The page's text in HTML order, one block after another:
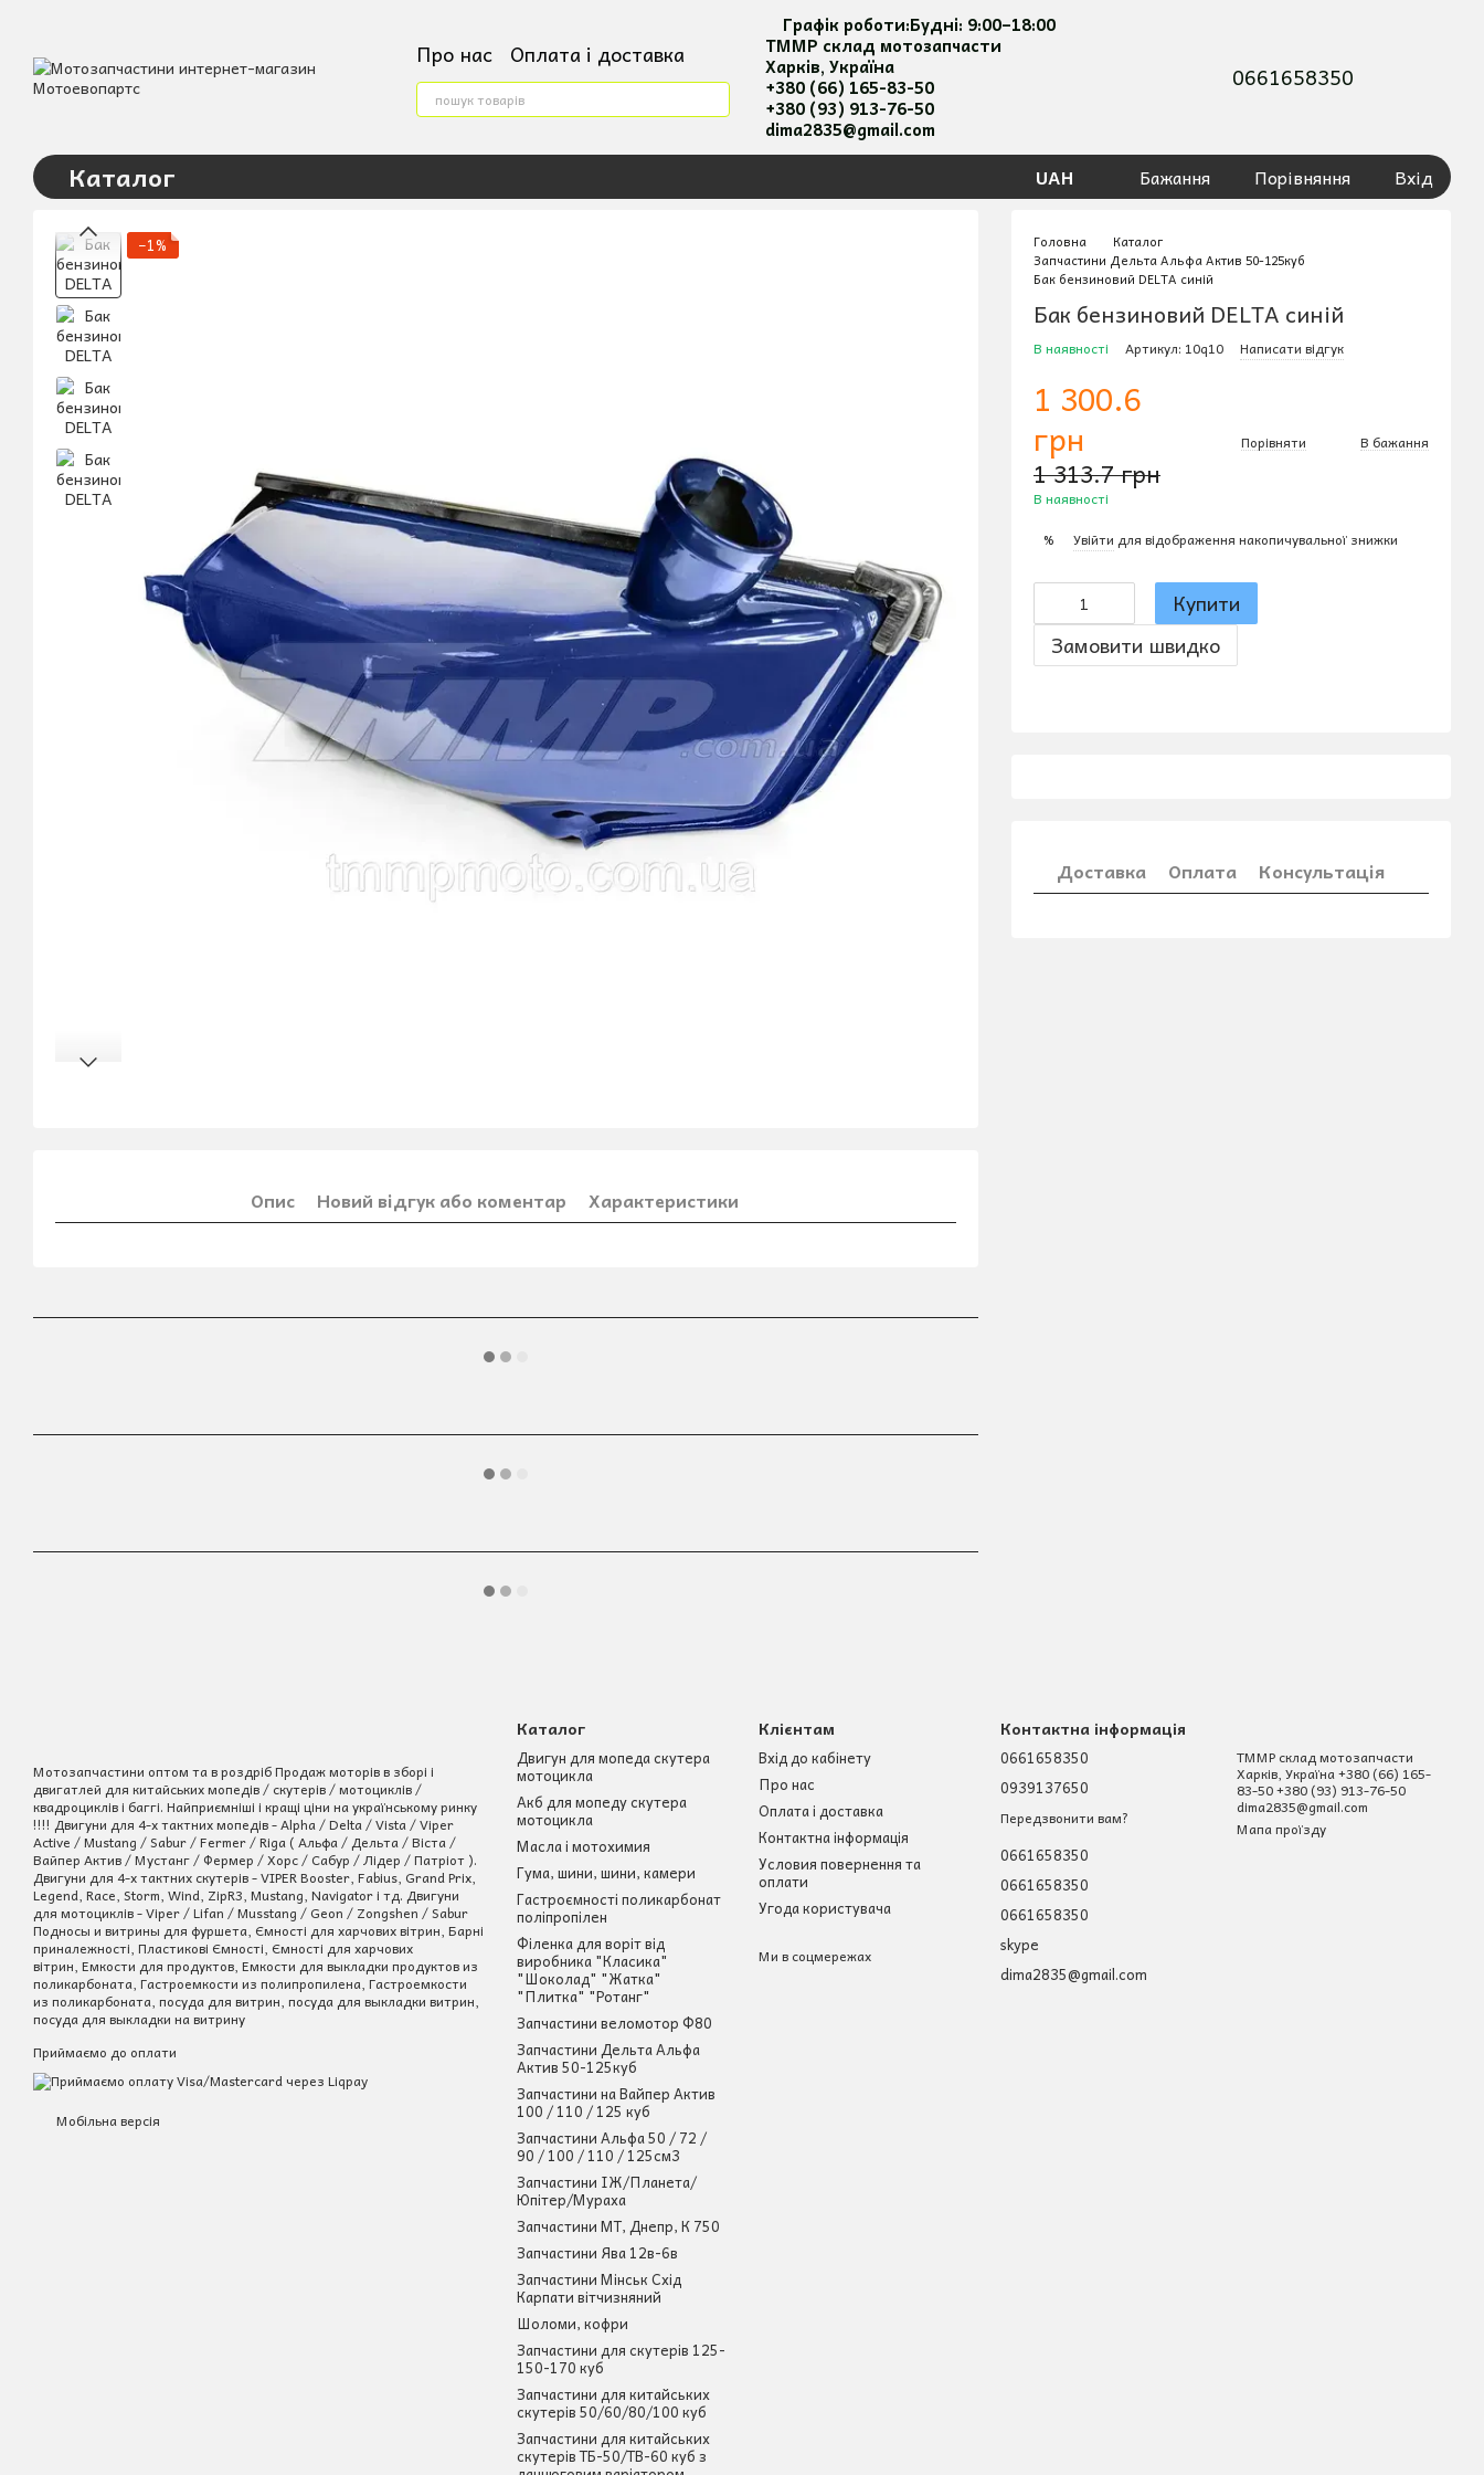
Про нас Оплата і доставка
Контактна інформація
Условия повернення та оплати
Угода користувача
Графік роботи:Будні: 9:00–18:00
ТММР склад мотозапчасти
Харків, Україна
+380 (66) 165-83-50
+380 (93) 913-76-50
dima2835@gmail.com
0661658350
Каталог UAH Бажання Порівняння Вхід
Головна
Каталог
Запчастини Дельта Альфа Актив 50-125куб
Бак бензиновий DELTA синій
Бак бензиновий DELTA синій
В наявності Артикул: 10q10 Написати відгук
1 300.6
грн
1 313.7 грн
В наявності
Порівняти В бажання
% Увійти для відображення накопичувальної знижки
Купити
Замовити швидко
Доставка Оплата Консультація
−1%
Опис Новий відгук або коментар Характеристики
Мотозапчастини оптом та в роздріб Продаж моторів в зборі і
двигатлей для китайських мопедів / скутерів / мотоциклів /
квадроциклів і баггі. Найприємніші і кращі ціни на українському ринку
!!!! Двигуни для 4-х тактних мопедів - Alpha / Delta / Vista / Viper
Active / Mustang / Sabur / Fermer / Riga ( Альфа / Дельта / Віста /
Вайпер Актив / Мустанг / Фермер / Хорс / Сабур / Лідер / Патріот ).
Двигуни для 4-х тактних скутерів - VIPER Booster, Fabius, Grand Prix,
Legend, Race, Storm, Wind, ZipR3, Mustang, Navigator і тд. Двигуни
для мотоциклів - Viper / Lifan / Musstang / Geon / Zongshen / Sabur
Подносы и витрины для фуршета, Ємності для харчових вітрин, Барні
приналежності, Пластикові Ємності, Ємності для харчових
вітрин, Емкости для продуктов, Емкости для выкладки продуктов из
поликарбоната, Гастроемкости из полипропилена, Гастроемкости
из поликарбоната, посуда для витрин, посуда для выкладки витрин,
посуда для выкладки на витрину
Приймаємо до оплати
Мобільна версія
Каталог
Двигун для мопеда скутера
мотоцикла
Акб для мопеду скутера
мотоцикла
Масла і мотохимия
Гума, шини, шини, камери
Гастроємності поликарбонат
поліпропілен
Філенка для воріт від
виробника "Класика"
"Шоколад" "Жатка"
"Плитка" "Ротанг"
Запчастини веломотор Ф80
Запчастини Дельта Альфа
Актив 50-125куб
Запчастини на Вайпер Актив
100 / 110 / 125 куб
Запчастини Альфа 50 / 72 /
90 / 100 / 110 / 125см3
Запчастини ІЖ/Планета/
Юпітер/Мураха
Запчастини МТ, Днепр, К 750
Запчастини Ява 12в-6в
Запчастини Мінськ Схід
Карпати вітчизняний
Шоломи, кофри
Запчастини для скутерів 125-
150-170 куб
Запчастини для китайських
скутерів 50/60/80/100 куб
Запчастини для китайських
скутерів ТБ-50/ТВ-60 куб з
Клієнтам
Вхід до кабінету
Про нас
Оплата і доставка
Контактна інформація
Условия повернення та
оплати
Угода користувача
Ми в соцмережах
Контактна інформація
0661658350
0939137650
Передзвонити вам?
0661658350
0661658350
0661658350
skype
dima2835@gmail.com
ТММР склад мотозапчасти
Харків, Україна +380 (66) 165-
83-50 +380 (93) 913-76-50
dima2835@gmail.com
Мапа проїзду